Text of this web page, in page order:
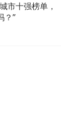
市十强榜单，
？”